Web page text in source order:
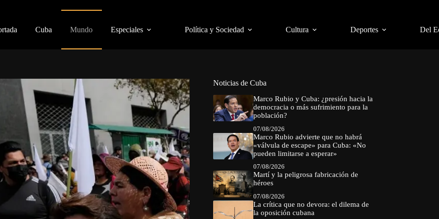
Cuba Mundo Especiales Política y Sociedad Cultura Deportes Del
Noticias de Cuba
Marco Rubio y Cuba: ¿presión hacia la
democracia o más sufrimiento para la
población?
07/08/2026
Marco Rubio advierte que no habrá
«válvula de escape» para Cuba: «No
pueden limitarse a esperar»
07/08/2026
Martí y la peligrosa fabricación de
héroes
07/08/2026
La crítica que no devora: el dilema de
la oposición cubana